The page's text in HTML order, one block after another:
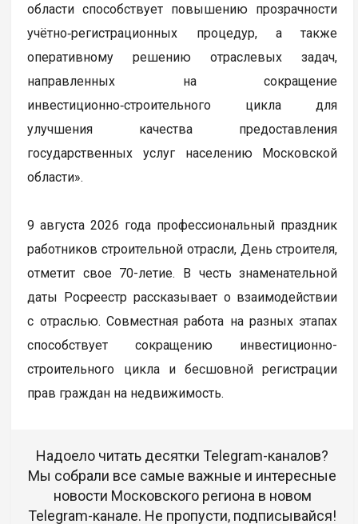
области способствует повышению прозрачности
учётно‑регистрационных процедур, а также
оперативному решению отраслевых задач,
направленных на сокращение
инвестиционно‑строительного цикла для
улучшения качества предоставления
государственных услуг населению Московской
области».
9 августа 2026 года профессиональный праздник
работников строительной отрасли, День строителя,
отметит свое 70-летие. В честь знаменательной
даты Росреестр рассказывает о взаимодействии
с отраслью. Совместная работа на разных этапах
способствует сокращению инвестиционно-
строительного цикла и бесшовной регистрации
прав граждан на недвижимость.
Надоело читать десятки Telegram-каналов?
Мы собрали все самые важные и интересные
новости Московского региона в новом
Telegram-канале. Не пропусти, подписывайся!